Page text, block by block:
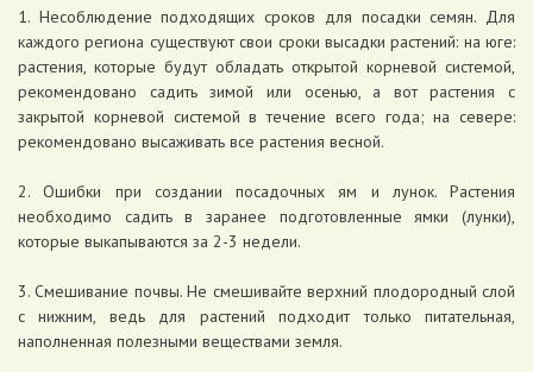
1. Несоблюдение подходящих сроков для посадки семян. Для
каждого региона существуют свои сроки высадки растений: на юге:
растения, которые будут обладать открытой корневой системой,
рекомендовано садить зимой или осенью, а вот растения с
закрытой корневой системой в течение всего года; на севере:
рекомендовано высаживать все растения весной.
2. Ошибки при создании посадочных ям и лунок. Растения
необходимо садить в заранее подготовленные ямки (лунки),
которые выкапываются за 2-3 недели.
3. Смешивание почвы. Не смешивайте верхний плодородный слой
с нижним, ведь для растений подходит только питательная,
наполненная полезными веществами земля.